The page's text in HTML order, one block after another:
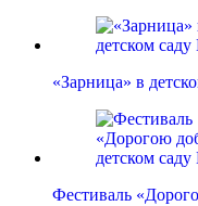
«Зарница» в
Фестиваль